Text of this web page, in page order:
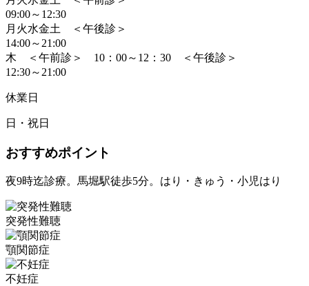
09:00～12:30
月火水金土 ＜午後診＞
14:00～21:00
木 ＜午前診＞ 10：00～12：30 ＜午後診＞
12:30～21:00
休業日
日・祝日
おすすめポイント
夜9時迄診療。馬堀駅徒歩5分。はり・きゅう・小児はり
突発性難聴
顎関節症
不妊症